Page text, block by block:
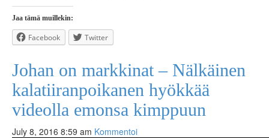
Jaa tämä muillekin:
Facebook Twitter
Johan on markkinat – Nälkäinen
kalatiiranpoikanen hyökkää
videolla emonsa kimppuun
July 8, 2016 8:59 am Kommentoi